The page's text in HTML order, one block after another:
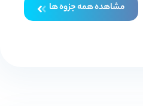
مشاهده همه جزوه ها